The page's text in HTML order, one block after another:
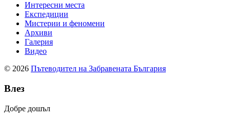
Интересни места
Експедиции
Мистерии и феномени
Архиви
Галерия
Видео
© 2026 Пътеводител на Забравената България
Влез
Добре дошъл